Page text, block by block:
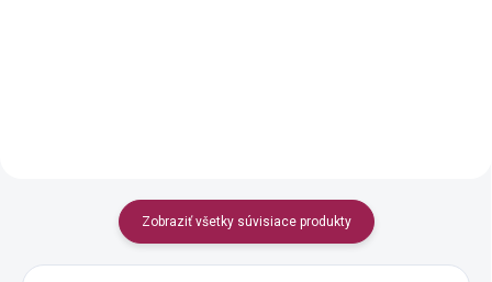
Zobraziť všetky súvisiace produkty